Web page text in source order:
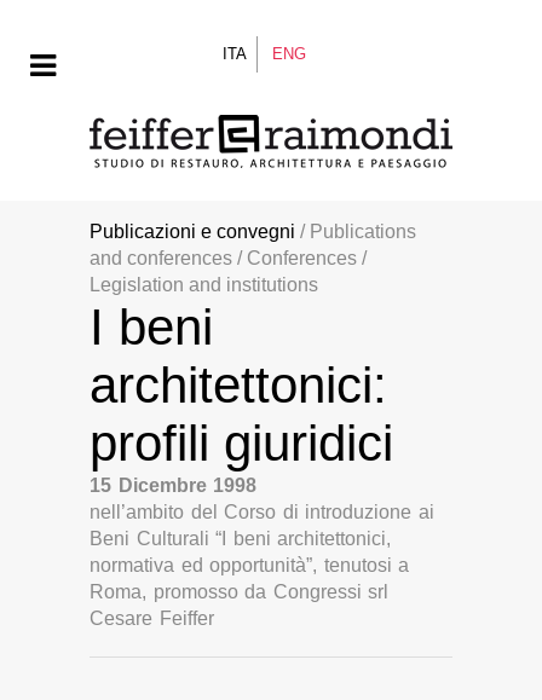
ITA ENG
Publicazioni e convegni / Publications
and conferences / Conferences /
Legislation and institutions
I beni
architettonici:
profili giuridici
15 Dicembre 1998
nell’ambito del Corso di introduzione ai
Beni Culturali “I beni architettonici,
normativa ed opportunità”, tenutosi a
Roma, promosso da Congressi srl
Cesare Feiffer